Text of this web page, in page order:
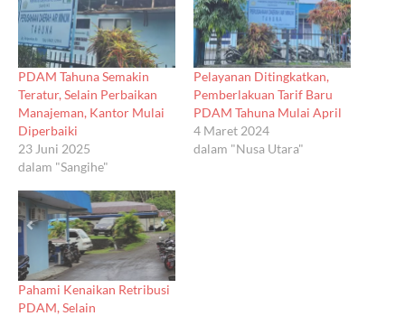
PDAM Tahuna Semakin
Teratur, Selain Perbaikan
Manajeman, Kantor Mulai
Diperbaiki
23 Juni 2025
dalam "Sangihe"
Pelayanan Ditingkatkan,
Pemberlakuan Tarif Baru
PDAM Tahuna Mulai April
4 Maret 2024
dalam "Nusa Utara"
Pahami Kenaikan Retribusi
PDAM, Selain